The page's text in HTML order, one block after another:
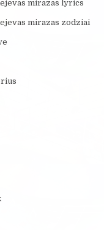
mirazas lyrics
mirazas zodziai